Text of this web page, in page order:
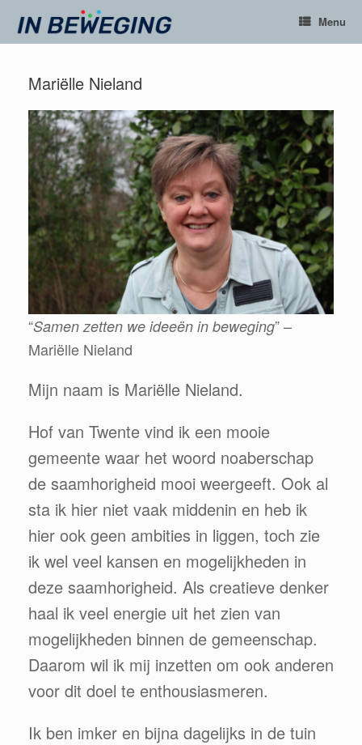
naar
Menu
Mariëlle Nieland
“Samen zetten we ideeën in beweging” –
Mariëlle Nieland
Mijn naam is Mariëlle Nieland.
Hof van Twente vind ik een mooie
gemeente waar het woord noaberschap
de saamhorigheid mooi weergeeft. Ook al
sta ik hier niet vaak middenin en heb ik
hier ook geen ambities in liggen, toch zie
ik wel veel kansen en mogelijkheden in
deze saamhorigheid. Als creatieve denker
haal ik veel energie uit het zien van
mogelijkheden binnen de gemeenschap.
Daarom wil ik mij inzetten om ook anderen
voor dit doel te enthousiasmeren.
Ik ben imker en bijna dagelijks in de tuin